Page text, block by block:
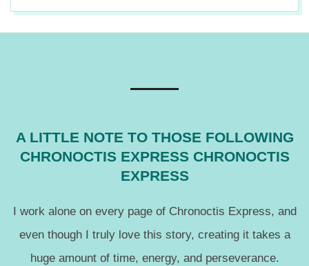
A LITTLE NOTE TO THOSE FOLLOWING
CHRONOCTIS EXPRESS CHRONOCTIS
EXPRESS
I work alone on every page of Chronoctis Express, and
even though I truly love this story, creating it takes a
huge amount of time, energy, and perseverance.